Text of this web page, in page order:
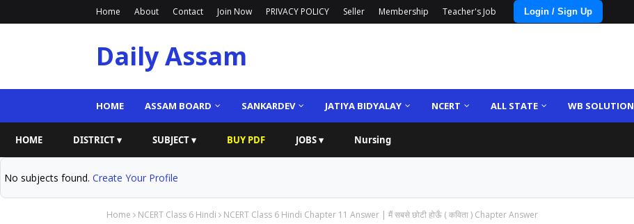
Home About Contact Join Now PRIVACY POLICY Seller Membership Teacher's Job Login / Sign Up
Daily Assam
HOME ASSAM BOARD SANKARDEV JATIYA BIDYALAY NCERT ALL STATE WB SOLUTION
HOME DISTRICT ▾ SUBJECT ▾ BUY PDF JOBS ▾ Nursing
No subjects found. Create Your Profile
Home NCERT Class 6 Hindi NCERT Class 6 Hindi Chapter 11 Answer | मैं सबसे छोटी होऊँ ( कविता ) Chapter Answer